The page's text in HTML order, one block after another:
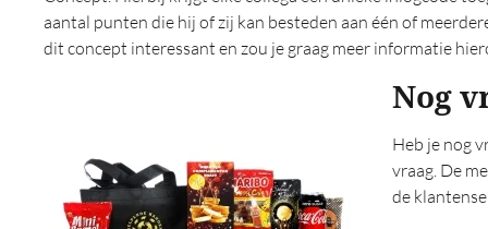
Voedsel (0)
Voor haar (0)
Wellness (0)
Winter (0)
aantal punten die hij of zij kan besteden aan één of
dit concept interessant en zou je graag meer informatie
Nog
Heb je nog
vraag. De
de